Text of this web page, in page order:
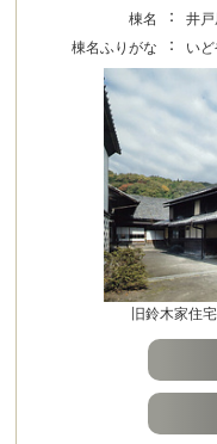
棟名
：
井
棟名ふりがな
： い
旧鈴木家住